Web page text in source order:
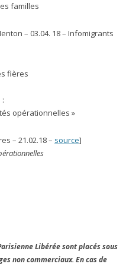
familles
– 03.04. 18 – Infomigrants
fières
opérationnelles »
– 21.02.18 – source]
Libérée sont placés sous
non commerciaux. En cas de